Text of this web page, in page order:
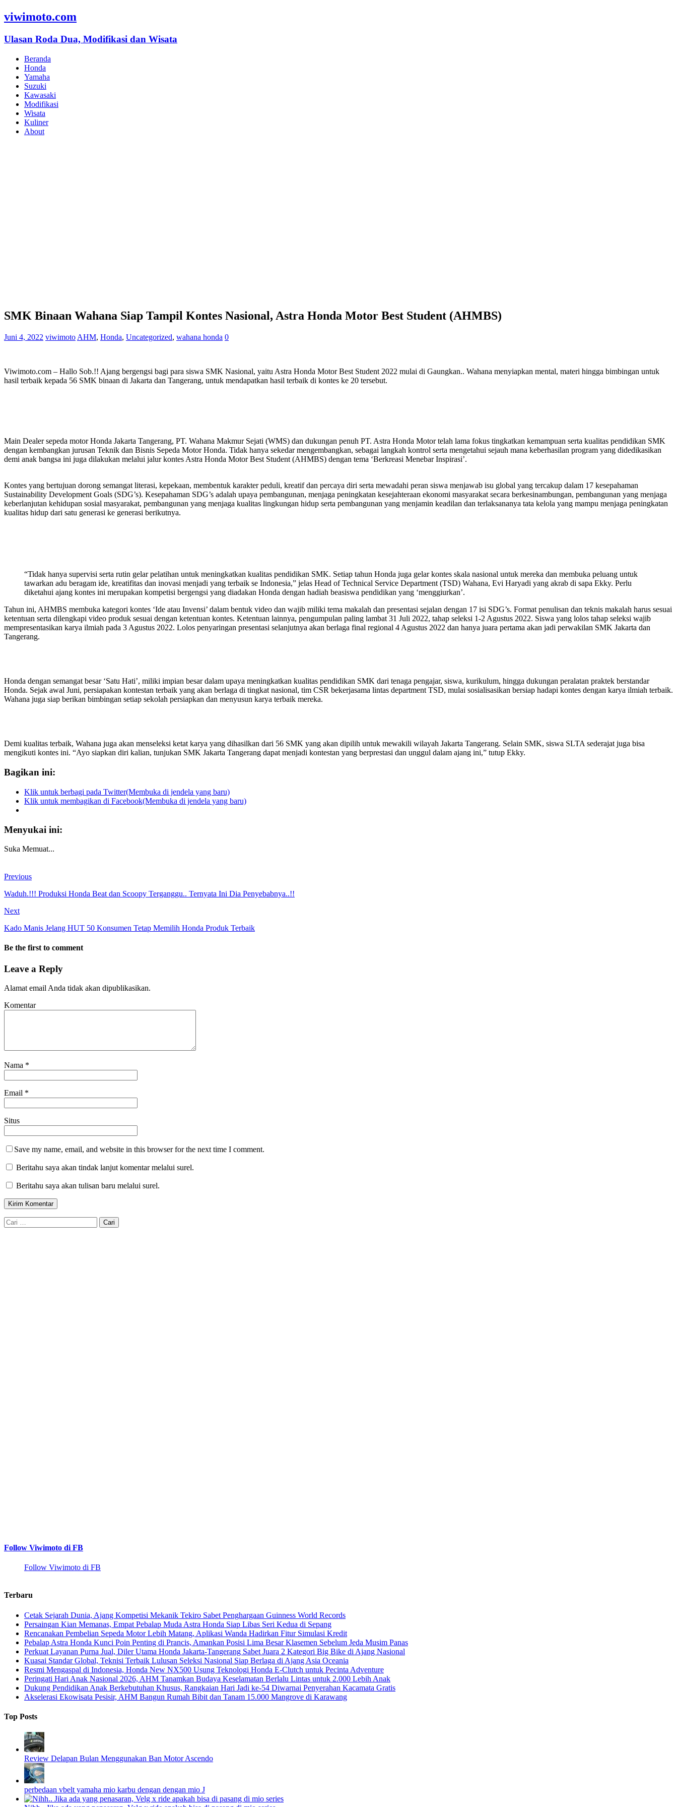
viwimoto.com
Ulasan Roda Dua, Modifikasi dan Wisata
Beranda
Honda
Yamaha
Suzuki
Kawasaki
Modifikasi
Wisata
Kuliner
About
SMK Binaan Wahana Siap Tampil Kontes Nasional, Astra Honda Motor Best Student (AHMBS)
Juni 4, 2022 viwimoto AHM, Honda, Uncategorized, wahana honda 0
Viwimoto.com – Hallo Sob.!! Ajang bergengsi bagi para siswa SMK Nasional, yaitu Astra Honda Motor Best Student 2022 mulai di Gaungkan.. Wahana menyiapkan mental, materi hingga bimbingan untuk
hasil terbaik kepada 56 SMK binaan di Jakarta dan Tangerang, untuk mendapatkan hasil terbaik di kontes ke 20 tersebut.
Main Dealer sepeda motor Honda Jakarta Tangerang, PT. Wahana Makmur Sejati (WMS) dan dukungan penuh PT. Astra Honda Motor telah lama fokus tingkatkan kemampuan serta kualitas pendidikan SMK
dengan kembangkan jurusan Teknik dan Bisnis Sepeda Motor Honda. Tidak hanya sekedar mengembangkan, sebagai langkah kontrol serta mengetahui sejauh mana keberhasilan program yang didedikasikan
demi anak bangsa ini juga dilakukan melalui jalur kontes Astra Honda Motor Best Student (AHMBS) dengan tema ‘Berkreasi Menebar Inspirasi’.
Kontes yang bertujuan dorong semangat literasi, kepekaan, membentuk karakter peduli, kreatif dan percaya diri serta mewadahi peran siswa menjawab isu global yang tercakup dalam 17 kesepahaman
Sustainability Development Goals (SDG’s). Kesepahaman SDG’s adalah upaya pembangunan, menjaga peningkatan kesejahteraan ekonomi masyarakat secara berkesinambungan, pembangunan yang menjaga
keberlanjutan kehidupan sosial masyarakat, pembangunan yang menjaga kualitas lingkungan hidup serta pembangunan yang menjamin keadilan dan terlaksananya tata kelola yang mampu menjaga peningkatan
kualitas hidup dari satu generasi ke generasi berikutnya.
“Tidak hanya supervisi serta rutin gelar pelatihan untuk meningkatkan kualitas pendidikan SMK. Setiap tahun Honda juga gelar kontes skala nasional untuk mereka dan membuka peluang untuk
tawarkan adu beragam ide, kreatifitas dan inovasi menjadi yang terbaik se Indonesia,” jelas Head of Technical Service Department (TSD) Wahana, Evi Haryadi yang akrab di sapa Ekky. Perlu
diketahui ajang kontes ini merupakan kompetisi bergengsi yang diadakan Honda dengan hadiah beasiswa pendidikan yang ‘menggiurkan’.
Tahun ini, AHMBS membuka kategori kontes ‘Ide atau Invensi’ dalam bentuk video dan wajib miliki tema makalah dan presentasi sejalan dengan 17 isi SDG’s. Format penulisan dan teknis makalah harus sesuai
ketentuan serta dilengkapi video produk sesuai dengan ketentuan kontes. Ketentuan lainnya, pengumpulan paling lambat 31 Juli 2022, tahap seleksi 1-2 Agustus 2022. Siswa yang lolos tahap seleksi wajib
mempresentasikan karya ilmiah pada 3 Agustus 2022. Lolos penyaringan presentasi selanjutnya akan berlaga final regional 4 Agustus 2022 dan hanya juara pertama akan jadi perwakilan SMK Jakarta dan
Tangerang.
Honda dengan semangat besar ‘Satu Hati’, miliki impian besar dalam upaya meningkatkan kualitas pendidikan SMK dari tenaga pengajar, siswa, kurikulum, hingga dukungan peralatan praktek berstandar
Honda. Sejak awal Juni, persiapakan kontestan terbaik yang akan berlaga di tingkat nasional, tim CSR bekerjasama lintas department TSD, mulai sosialisasikan bersiap hadapi kontes dengan karya ilmiah terbaik.
Wahana juga siap berikan bimbingan setiap sekolah persiapkan dan menyusun karya terbaik mereka.
Demi kualitas terbaik, Wahana juga akan menseleksi ketat karya yang dihasilkan dari 56 SMK yang akan dipilih untuk mewakili wilayah Jakarta Tangerang. Selain SMK, siswa SLTA sederajat juga bisa
mengikuti kontes ini. “Ayo siapkan diri kalian, tunjukan SMK Jakarta Tangerang dapat menjadi kontestan yang berprestasi dan unggul dalam ajang ini,” tutup Ekky.
Bagikan ini:
Klik untuk berbagi pada Twitter(Membuka di jendela yang baru)
Klik untuk membagikan di Facebook(Membuka di jendela yang baru)
Menyukai ini:
Suka Memuat...
Previous
Waduh.!!! Produksi Honda Beat dan Scoopy Terganggu.. Ternyata Ini Dia Penyebabnya..!!
Next
Kado Manis Jelang HUT 50 Konsumen Tetap Memilih Honda Produk Terbaik
Be the first to comment
Leave a Reply
Alamat email Anda tidak akan dipublikasikan.
Komentar
Nama *
Email *
Situs
Save my name, email, and website in this browser for the next time I comment.
Beritahu saya akan tindak lanjut komentar melalui surel.
Beritahu saya akan tulisan baru melalui surel.
Cari
untuk:
Follow Viwimoto di FB
Follow Viwimoto di FB
Terbaru
Cetak Sejarah Dunia, Ajang Kompetisi Mekanik Tekiro Sabet Penghargaan Guinness World Records
Persaingan Kian Memanas, Empat Pebalap Muda Astra Honda Siap Libas Seri Kedua di Sepang
Rencanakan Pembelian Sepeda Motor Lebih Matang, Aplikasi Wanda Hadirkan Fitur Simulasi Kredit
Pebalap Astra Honda Kunci Poin Penting di Prancis, Amankan Posisi Lima Besar Klasemen Sebelum Jeda Musim Panas
Perkuat Layanan Purna Jual, Diler Utama Honda Jakarta-Tangerang Sabet Juara 2 Kategori Big Bike di Ajang Nasional
Kuasai Standar Global, Teknisi Terbaik Lulusan Seleksi Nasional Siap Berlaga di Ajang Asia Oceania
Resmi Mengaspal di Indonesia, Honda New NX500 Usung Teknologi Honda E-Clutch untuk Pecinta Adventure
Peringati Hari Anak Nasional 2026, AHM Tanamkan Budaya Keselamatan Berlalu Lintas untuk 2.000 Lebih Anak
Dukung Pendidikan Anak Berkebutuhan Khusus, Rangkaian Hari Jadi ke-54 Diwarnai Penyerahan Kacamata Gratis
Akselerasi Ekowisata Pesisir, AHM Bangun Rumah Bibit dan Tanam 15.000 Mangrove di Karawang
Top Posts
Review Delapan Bulan Menggunakan Ban Motor Ascendo
perbedaan vbelt yamaha mio karbu dengan dengan mio J